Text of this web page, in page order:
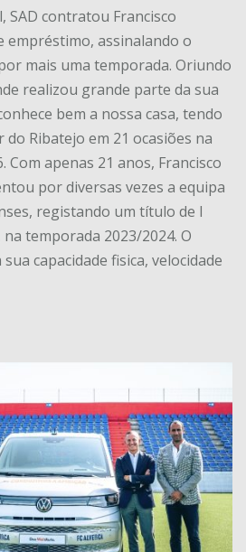
SAD contratou Francisco
empréstimo, assinalando o
mais uma temporada. Oriundo
realizou grande parte da sua
bem a nossa casa, tendo
Ribatejo em 21 ocasiões na
Com apenas 21 anos, Francisco
por diversas vezes a equipa
registando um título de I
temporada 2023/2024. O
capacidade fisica, velocidade